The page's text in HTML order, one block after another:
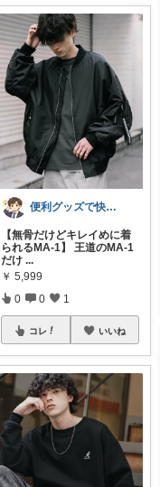
便利グッズで快適サラリーマン
【無骨だけどキレイめに着
られるMA-1】 王道のMA-1
だけ ...
￥ 5,999
0 0 1
コレ いいね